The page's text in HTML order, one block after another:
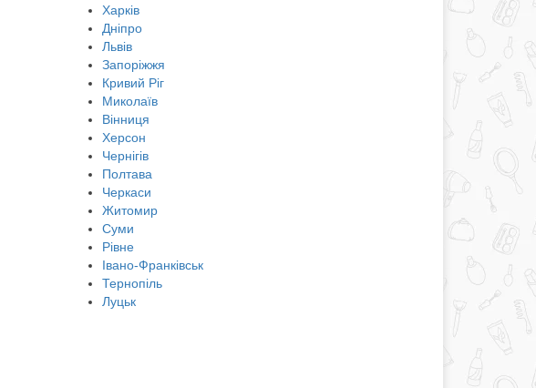
Харків
Дніпро
Львів
Запоріжжя
Кривий Ріг
Миколаїв
Вінниця
Херсон
Чернігів
Полтава
Черкаси
Житомир
Суми
Рівне
Івано-Франківськ
Тернопіль
Луцьк